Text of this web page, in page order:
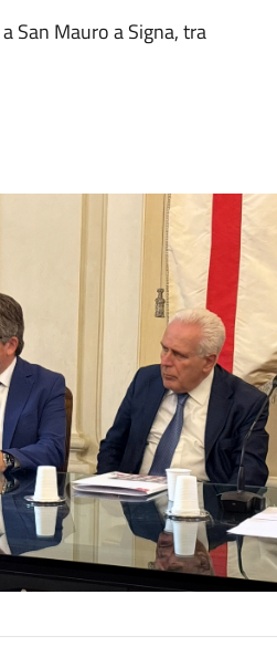
San Mauro a Signa, tra